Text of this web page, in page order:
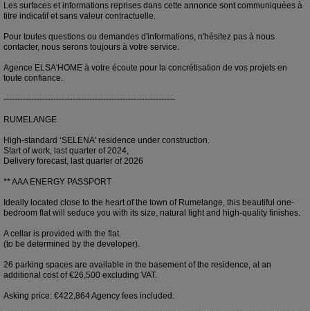
Les surfaces et informations reprises dans cette annonce sont communiquées à
titre indicatif et sans valeur contractuelle.
Pour toutes questions ou demandes d'informations, n'hésitez pas à nous
contacter, nous serons toujours à votre service.
Agence ELSA'HOME à votre écoute pour la concrétisation de vos projets en
toute confiance.
--------------------------------------------------------------
RUMELANGE
High-standard ‘SELENA' residence under construction.
Start of work, last quarter of 2024,
Delivery forecast, last quarter of 2026
** AAA ENERGY PASSPORT
Ideally located close to the heart of the town of Rumelange, this beautiful one-
bedroom flat will seduce you with its size, natural light and high-quality finishes.
A cellar is provided with the flat.
(to be determined by the developer).
26 parking spaces are available in the basement of the residence, at an
additional cost of €26,500 excluding VAT.
Asking price: €422,864 Agency fees included.